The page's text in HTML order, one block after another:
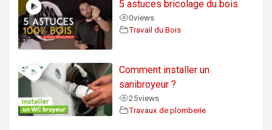
5 astuces bricolage du bois
0views
Travail du Bois
Comment installer un
sanibroyeur ?
25views
Travaux de plomberie